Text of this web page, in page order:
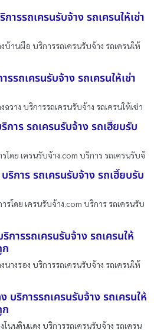
ารรถเครนรับจ้าง รถเครนให้เช่า
บ้านผือ บริการรถเครนรับจ้าง รถเครนให้
รถเครนรับจ้าง รถเครนให้เช่า
วาง บริการรถเครนรับจ้าง รถเครนให้เช่า
การ รถเครนรับจ้าง รถเฮี๊ยบรับ
โดย เครนรับจ้าง.com บริการ รถเครนรับจ้
การ รถเครนรับจ้าง รถเฮี๊ยบรับ
โดย เครนรับจ้าง.com บริการ รถเครนรับ
การรถเครนรับจ้าง รถเครนให้
ก
างรอง บริการรถเครนรับจ้าง รถเครนให้
บริการรถเครนรับจ้าง รถเครนให้
ก
โนนดินแดง บริการรถเครนรับจ้าง รถเครน